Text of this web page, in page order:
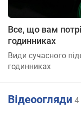
Все, що вам
годинниках
Види сучасного
годинниках
Відеоогляди 4